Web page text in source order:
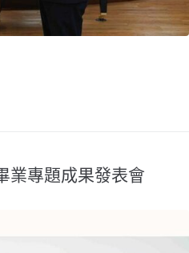
業專題成果發表會